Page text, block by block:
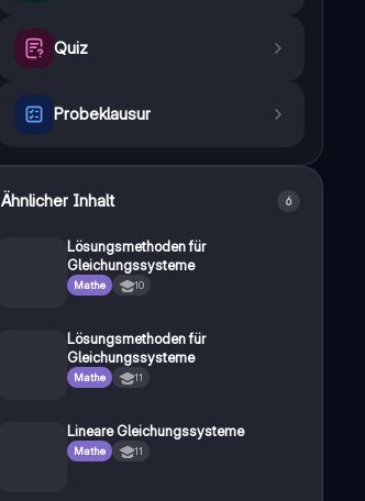
Quiz
Probeklausur
Ähnlicher Inhalt 6
Lösungsmethoden für
Gleichungssysteme
Mathe 10
Lösungsmethoden für
Gleichungssysteme
Mathe 11
Lineare Gleichungssysteme
Mathe 11